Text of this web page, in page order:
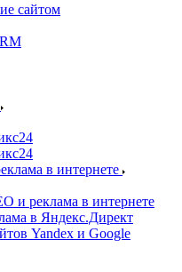
сайтом
в интернете
и реклама в интернете
в Яндекс.Директ
Yandex и Google